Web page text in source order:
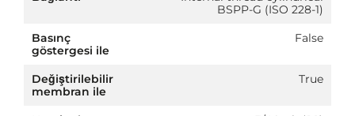
BSPP-G (ISO 228-1)
Basınç
göstergesi ile
False
Değiştirilebilir
membran ile
True